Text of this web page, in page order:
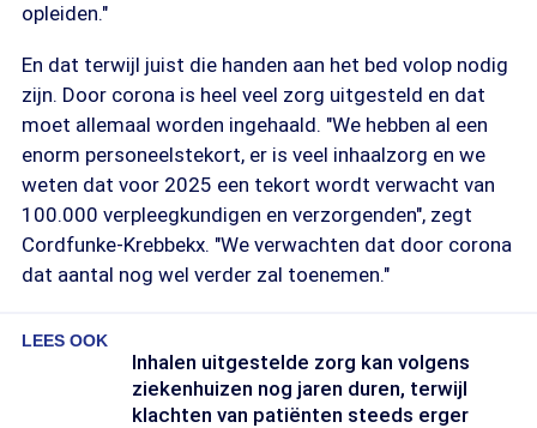
opleiden."
En dat terwijl juist die handen aan het bed volop nodig
zijn. Door corona is heel veel zorg uitgesteld en dat
moet allemaal worden ingehaald. "We hebben al een
enorm personeelstekort, er is veel inhaalzorg en we
weten dat voor 2025 een tekort wordt verwacht van
100.000 verpleegkundigen en verzorgenden", zegt
Cordfunke-Krebbekx. "We verwachten dat door corona
dat aantal nog wel verder zal toenemen."
LEES OOK
Inhalen uitgestelde zorg kan volgens
ziekenhuizen nog jaren duren, terwijl
klachten van patiënten steeds erger